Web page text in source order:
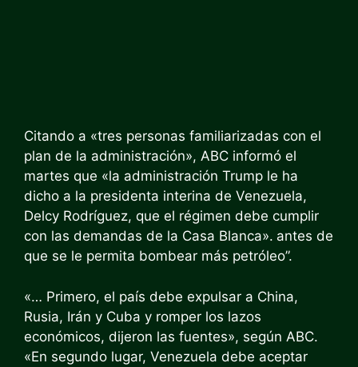
Citando a «tres personas familiarizadas con el
plan de la administración», ABC informó el
martes que «la administración Trump le ha
dicho a la presidenta interina de Venezuela,
Delcy Rodríguez, que el régimen debe cumplir
con las demandas de la Casa Blanca». antes de
que se le permita bombear más petróleo”.
«… Primero, el país debe expulsar a China,
Rusia, Irán y Cuba y romper los lazos
económicos, dijeron las fuentes», según ABC.
«En segundo lugar, Venezuela debe aceptar